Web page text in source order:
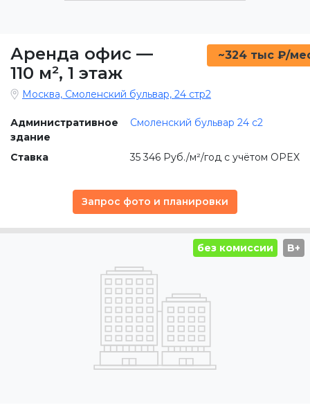
Аренда офис —
110 м², 1 этаж
~324 тыс ₽/
Москва, Смоленский бульвар, 24 стр2
Административное
здание
Смоленский бульвар 24 c2
Ставка 35 346 Руб./м²/год с учётом OPEX
Запрос фото и планировки
без комиссии B+